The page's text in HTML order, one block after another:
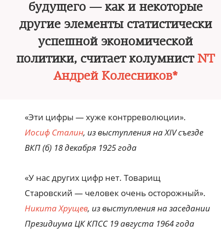
будущего — как и некоторые
другие элементы статистически
успешной экономической
политики, считает колумнистNT
Андрей Колесников*
«Эти цифры — хуже контрреволюции».
Иосиф Сталин, из выступления на XIV съезде
ВКП (б) 18 декабря 1925 года
«У нас других цифр нет. Товарищ
Старовский — человек очень осторожный».
Никита Хрущев, из выступления на заседании
Президиума ЦК КПСС 19 августа 1964 года